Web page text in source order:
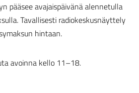
pääsee avajaispäivänä alennetulla
Tavallisesti radiokeskusnäyttely
hintaan.
avoinna kello 11–18.